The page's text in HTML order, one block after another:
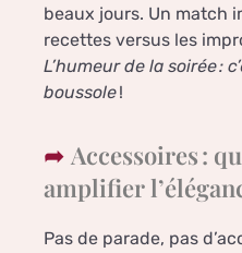
beaux jours. Un match
recettes versus les
L’humeur de la soirée :
boussole!
Accessoires :
amplifier
Pas de parade, pas